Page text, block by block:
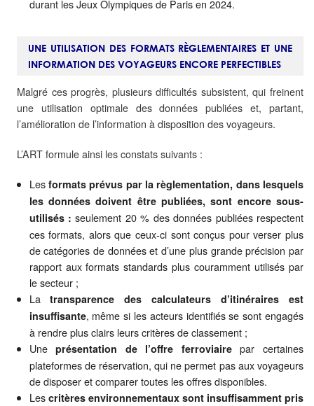
durant les Jeux Olympiques de Paris en 2024.
UNE UTILISATION DES FORMATS RÈGLEMENTAIRES ET UNE
INFORMATION DES VOYAGEURS ENCORE PERFECTIBLES
Malgré ces progrès, plusieurs difficultés subsistent, qui freinent
une utilisation optimale des données publiées et, partant,
l’amélioration de l’information à disposition des voyageurs.
L’ART formule ainsi les constats suivants :
Les formats prévus par la règlementation, dans lesquels
les données doivent être publiées, sont encore sous-
utilisés :seulement 20 % des données publiées respectent
ces formats, alors que ceux-ci sont conçus pour verser plus
de catégories de données et d’une plus grande précision par
rapport aux formats standards plus couramment utilisés par
le secteur ;
Latransparence des calculateurs d’itinéraires est
insuffisante, même si les acteurs identifiés se sont engagés
à rendre plus clairs leurs critères de classement ;
Uneprésentation de l’offre ferroviairepar certaines
plateformes de réservation, qui ne permet pas aux voyageurs
de disposer et comparer toutes les offres disponibles.
Les critères environnementaux sont insuffisamment pris